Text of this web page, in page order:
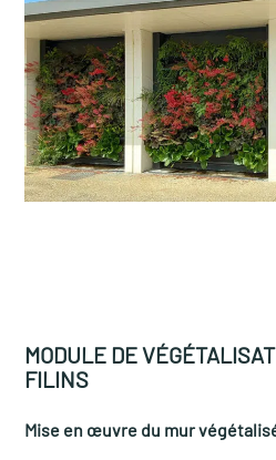
MODULE DE
FILINS
Mise en œuvre du mur